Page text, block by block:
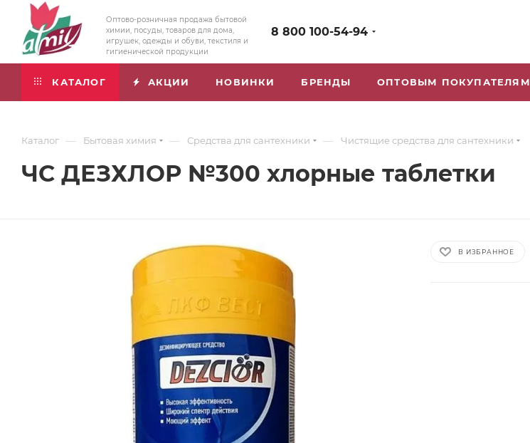
Оптово-розничная продажа бытовой
химии, посуды, товаров для дома,
игрушек, одежды и обуви, текстиля и
гигиенической продукции
8 800 100-54-94
КАТАЛОГ АКЦИИ НОВИНКИ БРЕНДЫ ОПТОВЫМ ПОКУПАТЕЛЯМ
Каталог — Бытовая химия — Средства для сантехники — Чистящие средства для сантехники
ЧС ДЕЗХЛОР №300 хлорные таблетки
В ИЗБРАННОЕ